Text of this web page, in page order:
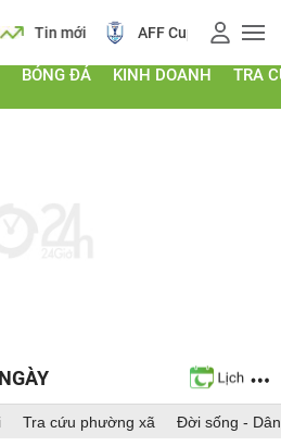
AFF Cup Giá vàng
BÓNG ĐÁ KINH DOANH TRA
Tra cứu phường xã Đời sống -